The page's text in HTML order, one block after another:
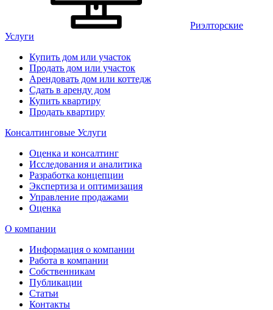
Риэлторские
Услуги
Купить дом или участок
Продать дом или участок
Арендовать дом или коттедж
Сдать в аренду дом
Купить квартиру
Продать квартиру
Консалтинговые Услуги
Оценка и консалтинг
Исследования и аналитика
Разработка концепции
Экспертиза и оптимизация
Управление продажами
Оценка
О компании
Информация о компании
Работа в компании
Собственникам
Публикации
Статьи
Контакты